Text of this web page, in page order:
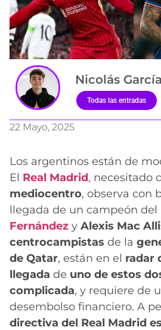
Nicolás
Todas las entradas
22 Mayo, 2025
Los argentinos están de
El Real Madrid, necesitado
mediocentro, observa con
llegada de un campeón del
Fernández y Alexis Mac
centrocampistas de la
de Qatar, están en el radar
llegada de uno de estos
complicada, y requiere de
desembolso financiero. A
directiva del Real Madrid